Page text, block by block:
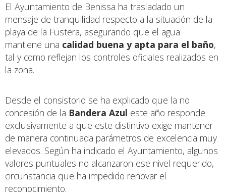
El Ayuntamiento de Benissa ha trasladado un
mensaje de tranquilidad respecto a la situación de la
playa de la Fustera, asegurando que el agua
mantiene una calidad buena y apta para el baño,
tal y como reflejan los controles oficiales realizados en
la zona.
Desde el consistorio se ha explicado que la no
concesión de la Bandera Azul este año responde
exclusivamente a que este distintivo exige mantener
de manera continuada parámetros de excelencia muy
elevados. Según ha indicado el Ayuntamiento, algunos
valores puntuales no alcanzaron ese nivel requerido,
circunstancia que ha impedido renovar el
reconocimiento.